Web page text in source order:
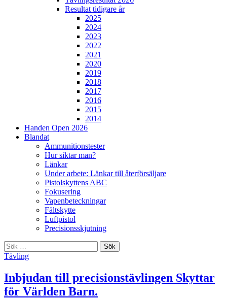
Resultat tidigare år
2025
2024
2023
2022
2021
2020
2019
2018
2017
2016
2015
2014
Handen Open 2026
Blandat
Ammunitionstester
Hur siktar man?
Länkar
Under arbete: Länkar till återförsäljare
Pistolskyttens ABC
Fokusering
Vapenbeteckningar
Fältskytte
Luftpistol
Precisionsskjutning
Sök
efter:
Tävling
Inbjudan till precisionstävlingen Skyttar
för Världen Barn.